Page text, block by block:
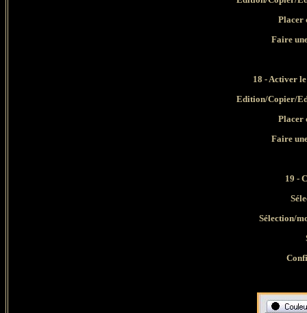
Placer
Faire
18 - Activer
Edition/Copier/
Placer
Faire
19 -
Sélection/